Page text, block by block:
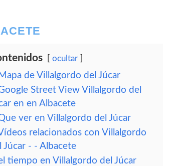
ocultar
Mapa de Villalgordo del Júcar
Street View Villalgordo del
en en Albacete
ver en Villalgordo del Júcar
relacionados con Villalgordo
Júcar - - Albacete
tiempo en Villalgordo del Júcar